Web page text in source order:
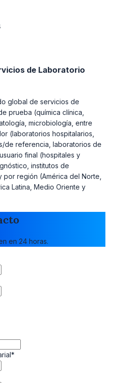
de Laboratorio
global de servicios de
prueba (química clínica,
microbiología, entre
(laboratorios hospitalarios,
de referencia, laboratorios de
final (hospitales y
institutos de
región (América del Norte,
Latina, Medio Oriente y
en 24 horas.
*